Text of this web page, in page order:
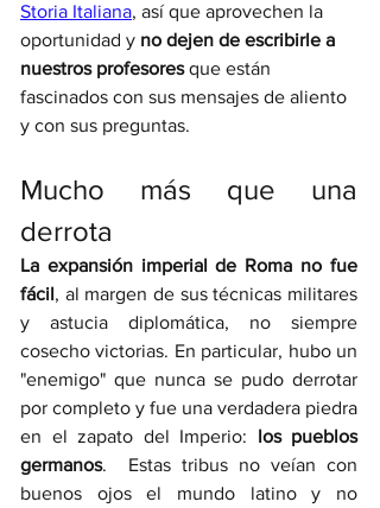
Storia Italiana, así que aprovechen la
oportunidad y no dejen de escribirle a
nuestros profesores que están
fascinados con sus mensajes de aliento
y con sus preguntas.
Mucho más que una
derrota
La expansión imperial de Roma no fue
fácil, al margen de sus técnicas militares
y astucia diplomática, no siempre
cosecho victorias. En particular, hubo un
"enemigo" que nunca se pudo derrotar
por completo y fue una verdadera piedra
en el zapato del Imperio: los pueblos
germanos.  Estas tribus no veían con
buenos ojos el mundo latino y no